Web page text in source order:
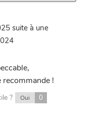
suite à une
recommande !
? Oui 0